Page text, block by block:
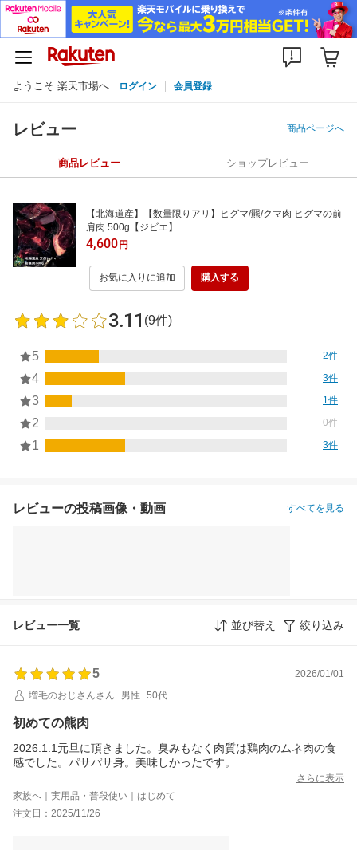
ようこそ 楽天市場へ ログイン 会員登録
レビュー 商品ページへ
商品レビュー ショップレビュー
【北海道産】【数量限りアリ】ヒグマ/羆/クマ肉 ヒグマの前
肩肉 500g【ジビエ】
4,600円
お気に入りに追加 購入する
3.11 (9件)
5 2件
4 3件
3 1件
2 0件
1 3件
レビューの投稿画像・動画 すべてを見る
レビュー一覧 並び替え 絞り込み
5
2026/01/01
増毛のおじさんさん
男性 50代
初めての熊肉
2026.1.1元旦に頂きました。臭みもなく肉質は鶏肉のムネ肉の食
感でした。パサパサ身。美味しかったです。
さらに表示
家族へ｜実用品・普段使い｜はじめて
注文日：2025/11/26